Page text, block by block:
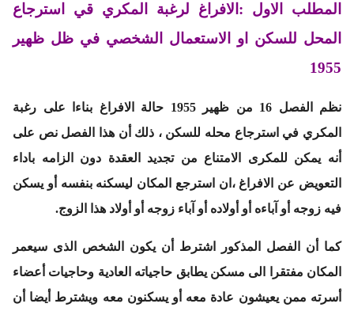
المطلب الاول :الافراغ لرغبة المكري قي استرجاع
المحل للسكن او الاستعمال الشخصي في ظل ظهير
1955
نظم الفصل 16 من ظهير 1955 حالة الافراغ بناءا على رغبة
المكري في استرجاع محله للسكن ، ذلك أن هذا الفصل نص على
أنه يمكن للمكرى الامتناع من تجديد العقدة دون الزامه باداء
التعويض عن الافراغ ،ان استرجع المكان ليسكنه بنفسه أو يسكن
فيه زوجه أو آباءه أو أولاده أو آباء زوجه أو أولاد هذا الزوج.
كما أن الفصل المذكور اشترط أن يكون الشخص الذى سيعمر
المكان مفتقرا الى مسكن يطابق حاجياته العادية وحاجيات أعضاء
أسرته ممن يعيشون عادة معه أو يسكنون معه ويشترط أيضا أن